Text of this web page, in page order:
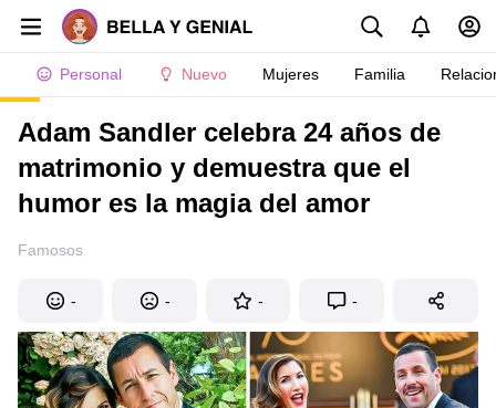
Personal Nuevo Mujeres Familia
Adam Sandler celebra 24 años de
matrimonio y demuestra que el
humor es la magia del amor
Famosos
- - - -